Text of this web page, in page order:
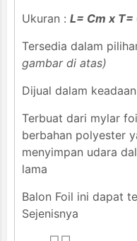
Ukuran : L= Cm x T=
Tersedia dalam
gambar di atas)
Dijual dalam
Terbuat dari mylar
berbahan polyester
menyimpan udara
lama
Balon Foil ini dapat
Sejenisnya